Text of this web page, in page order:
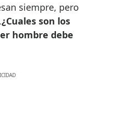
siempre, pero
¿Cuales son los
hombre debe